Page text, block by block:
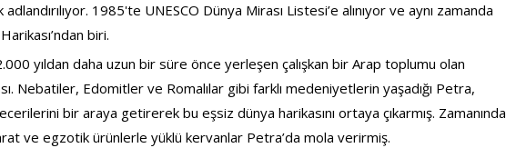
adlandırılıyor. 1985'te UNESCO Dünya Mirası Listesi’e alınıyor ve aynı zamanda
biri.
yıldan daha uzun bir süre önce yerleşen çalışkan bir Arap toplumu olan
Nebatiler, Edomitler ve Romalılar gibi farklı medeniyetlerin yaşadığı Petra,
bir araya getirerek bu eşsiz dünya harikasını ortaya çıkarmış. Zamanında
ve egzotik ürünlerle yüklü kervanlar Petra’da mola verirmiş.